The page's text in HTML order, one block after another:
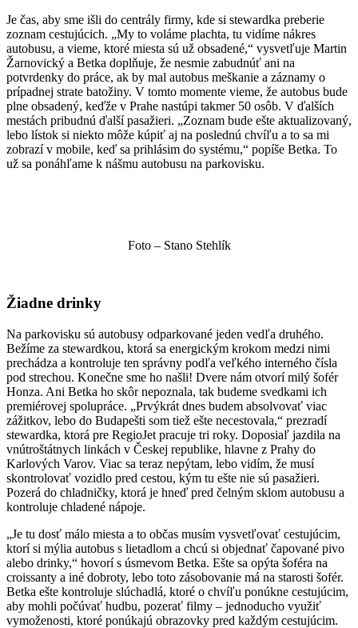
Je čas, aby sme išli do centrály firmy, kde si stewardka preberie
zoznam cestujúcich. „My to voláme plachta, tu vidíme nákres
autobusu, a vieme, ktoré miesta sú už obsadené,“ vysvetľuje Martin
Žarnovický a Betka doplňuje, že nesmie zabudnúť ani na
potvrdenky do práce, ak by mal autobus meškanie a záznamy o
prípadnej strate batožiny. V tomto momente vieme, že autobus bude
plne obsadený, keďže v Prahe nastúpi takmer 50 osôb. V ďalších
mestách pribudnú ďalší pasažieri. „Zoznam bude ešte aktualizovaný,
lebo lístok si niekto môže kúpiť aj na poslednú chvíľu a to sa mi
zobrazí v mobile, keď sa prihlásim do systému,“ popíše Betka. To
už sa ponáhľame k nášmu autobusu na parkovisku.
Foto – Stano Stehlík
Žiadne drinky
Na parkovisku sú autobusy odparkované jeden vedľa druhého.
Bežíme za stewardkou, ktorá sa energickým krokom medzi nimi
prechádza a kontroluje ten správny podľa veľkého interného čísla
pod strechou. Konečne sme ho našli! Dvere nám otvorí milý šofér
Honza. Ani Betka ho skôr nepoznala, tak budeme svedkami ich
premiérovej spolupráce. „Prvýkrát dnes budem absolvovať viac
zážitkov, lebo do Budapešti som tiež ešte necestovala,“ prezradí
stewardka, ktorá pre RegioJet pracuje tri roky. Doposiaľ jazdila na
vnútroštátnych linkách v Českej republike, hlavne z Prahy do
Karlových Varov. Viac sa teraz nepýtam, lebo vidím, že musí
skontrolovať vozidlo pred cestou, kým tu ešte nie sú pasažieri.
Pozerá do chladničky, ktorá je hneď pred čelným sklom autobusu a
kontroluje chladené nápoje.
„Je tu dosť málo miesta a to občas musím vysvetľovať cestujúcim,
ktorí si mýlia autobus s lietadlom a chcú si objednať čapované pivo
alebo drinky,“ hovorí s úsmevom Betka. Ešte sa opýta šoféra na
croissanty a iné dobroty, lebo toto zásobovanie má na starosti šofér.
Betka ešte kontroluje slúchadlá, ktoré o chvíľu ponúkne cestujúcim,
aby mohli počúvať hudbu, pozerať filmy – jednoducho využiť
vymoženosti, ktoré ponúkajú obrazovky pred každým cestujúcim.